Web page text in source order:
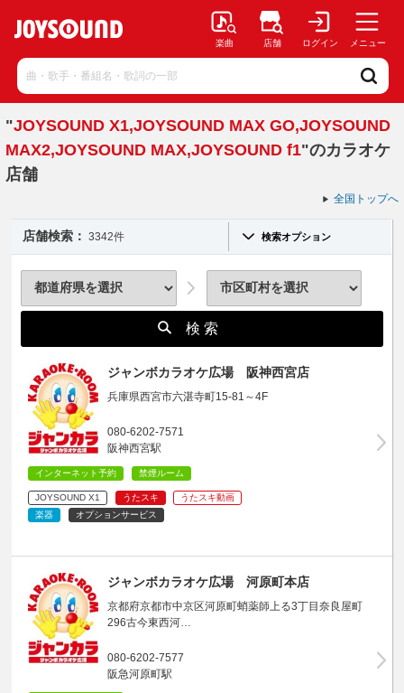
楽曲 店舗 ログイン メニュー
"JOYSOUND X1,JOYSOUND MAX GO,JOYSOUND
MAX2,JOYSOUND MAX,JOYSOUND f1"のカラオケ
店舗
全国トップへ
店舗検索： 3342件 検索オプション
検 索
ジャンボカラオケ広場 阪神西宮店
兵庫県西宮市六湛寺町15-81～4F
080-6202-7571
阪神西宮駅
インターネット予約 禁煙ルーム
JOYSOUND X1 うたスキ
うたスキ動画
楽器
オプションサービス
ジャンボカラオケ広場 河原町本店
京都府京都市中京区河原町蛸薬師上る3丁目奈良屋町
296古今東西河…
080-6202-7577
阪急河原町駅